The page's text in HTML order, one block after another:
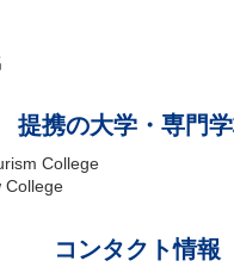
提携の大学・専門
College
College
コンタクト情報